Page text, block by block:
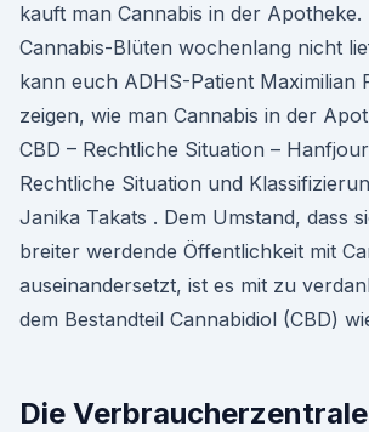
kauft man Cannabis in der Apotheke.
Cannabis-Blüten wochenlang nicht
kann euch ADHS-Patient Maximilian
zeigen, wie man Cannabis in der
CBD – Rechtliche Situation –
Rechtliche Situation und
Janika Takats . Dem Umstand, dass
breiter werdende Öffentlichkeit mit
auseinandersetzt, ist es mit zu
dem Bestandteil Cannabidiol (CBD)
Die